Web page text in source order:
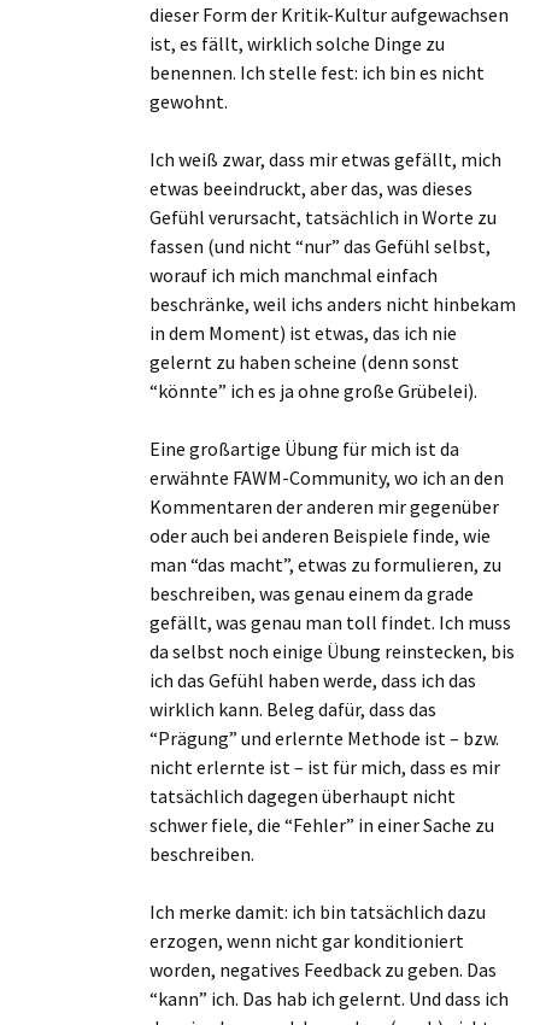
dieser Form der Kritik-Kultur aufgewachsen
ist, es fällt, wirklich solche Dinge zu
benennen. Ich stelle fest: ich bin es nicht
gewohnt.
Ich weiß zwar, dass mir etwas gefällt, mich
etwas beeindruckt, aber das, was dieses
Gefühl verursacht, tatsächlich in Worte zu
fassen (und nicht “nur” das Gefühl selbst,
worauf ich mich manchmal einfach
beschränke, weil ichs anders nicht hinbekam
in dem Moment) ist etwas, das ich nie
gelernt zu haben scheine (denn sonst
“könnte” ich es ja ohne große Grübelei).
Eine großartige Übung für mich ist da
erwähnte FAWM-Community, wo ich an den
Kommentaren der anderen mir gegenüber
oder auch bei anderen Beispiele finde, wie
man “das macht”, etwas zu formulieren, zu
beschreiben, was genau einem da grade
gefällt, was genau man toll findet. Ich muss
da selbst noch einige Übung reinstecken, bis
ich das Gefühl haben werde, dass ich das
wirklich kann. Beleg dafür, dass das
“Prägung” und erlernte Methode ist – bzw.
nicht erlernte ist – ist für mich, dass es mir
tatsächlich dagegen überhaupt nicht
schwer fiele, die “Fehler” in einer Sache zu
beschreiben.
Ich merke damit: ich bin tatsächlich dazu
erzogen, wenn nicht gar konditioniert
worden, negatives Feedback zu geben. Das
“kann” ich. Das hab ich gelernt. Und dass ich